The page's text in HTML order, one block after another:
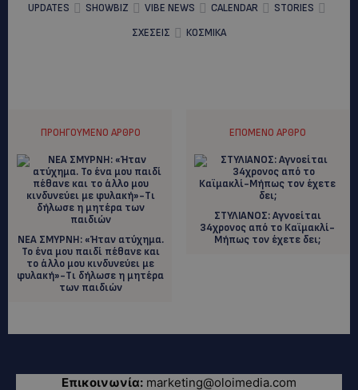
UPDATES SHOWBIZ VIBE NEWS CALENDAR
STORIES
ΣΧΕΣΕΙΣ
ΚΟΣΜΙΚΑ
ΠΡΟΗΓΟΎΜΕΝΟ ΆΡΘΡΟ
ΝΕΑ ΣΜΥΡΝΗ: «Ήταν ατύχημα.
Το ένα μου παιδί πέθανε και
το άλλο μου κινδυνεύει με
φυλακή»-Tι δήλωσε η μητέρα
των παιδιών
ΕΠΌΜΕΝΟ ΆΡΘΡΟ
ΣΤΥΛΙΑΝΟΣ: Αγνοείται
34χρονος από το Καϊμακλί-
Μήπως τον έχετε δει;
Επικοινωνία: marketing@oloimedia.com